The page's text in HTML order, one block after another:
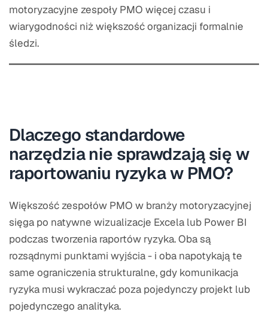
motoryzacyjne zespoły PMO więcej czasu i
wiarygodności niż większość organizacji formalnie
śledzi.
Dlaczego standardowe
narzędzia nie sprawdzają się w
raportowaniu ryzyka w PMO?
Większość zespołów PMO w branży motoryzacyjnej
sięga po natywne wizualizacje Excela lub Power BI
podczas tworzenia raportów ryzyka. Oba są
rozsądnymi punktami wyjścia - i oba napotykają te
same ograniczenia strukturalne, gdy komunikacja
ryzyka musi wykraczać poza pojedynczy projekt lub
pojedynczego analityka.